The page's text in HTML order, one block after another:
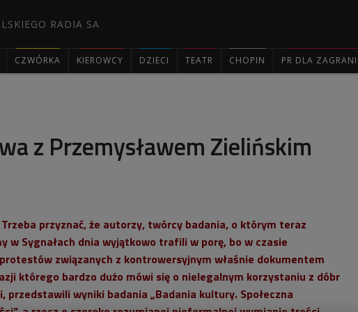
RADIA SA
CZWÓRKA KIEROWCY DZIECI TEATR CHOPIN PR DLA
z Przemysławem Zielińskim
przyznać, że autorzy, twórcy badania, o którym teraz
w Sygnałach dnia wyjątkowo trafili w porę, bo w czasie
związanych z kontrowersyjnym właśnie dokumentem
którego bardzo dużo mówi się o nielegalnym korzystaniu z dóbr
przedstawili wyniki badania „Badania kultury. Społeczna